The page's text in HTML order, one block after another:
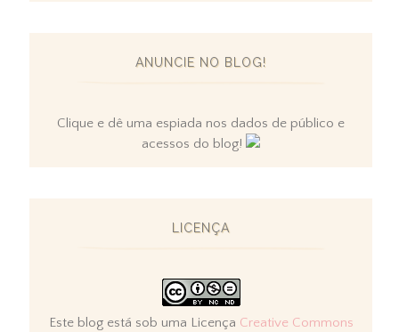
ANUNCIE NO BLOG!
Clique e dê uma espiada nos dados de público e
acessos do blog!
LICENÇA
Este blog está sob uma Licença Creative Commons